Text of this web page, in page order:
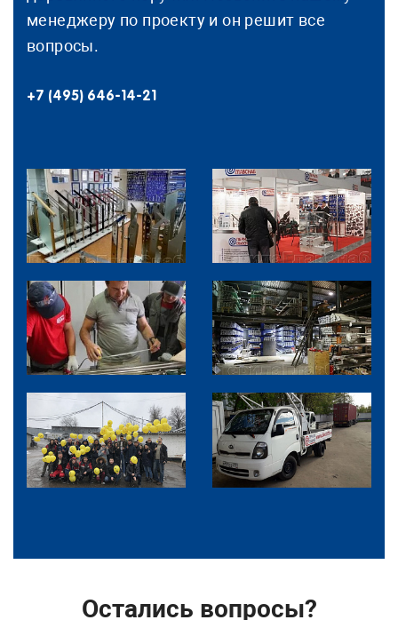
менеджеру по проекту и он решит все
вопросы.
+7 (495) 646-14-21
Остались вопросы?